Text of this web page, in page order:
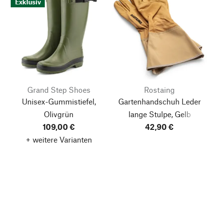
Exklusiv
Grand Step Shoes
Unisex-Gummistiefel,
Olivgrün
109,00 €
+ weitere Varianten
Rostaing
Gartenhandschuh Leder
lange Stulpe, Gelb
42,90 €